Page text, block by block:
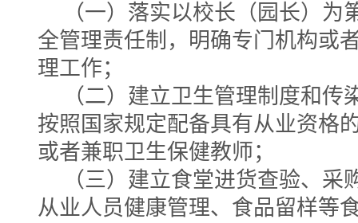
（一）落实以校长（园长）为
全管理责任制，明确专门机构或
理工作；
（二）建立卫生管理制度和传
按照国家规定配备具有从业资格
或者兼职卫生保健教师；
（三）建立食堂进货查验、采
从业人员健康管理、食品留样等